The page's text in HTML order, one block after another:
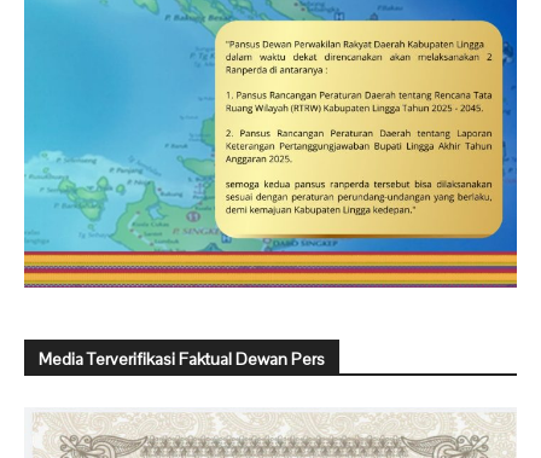
Media Terverifikasi Faktual Dewan Pers